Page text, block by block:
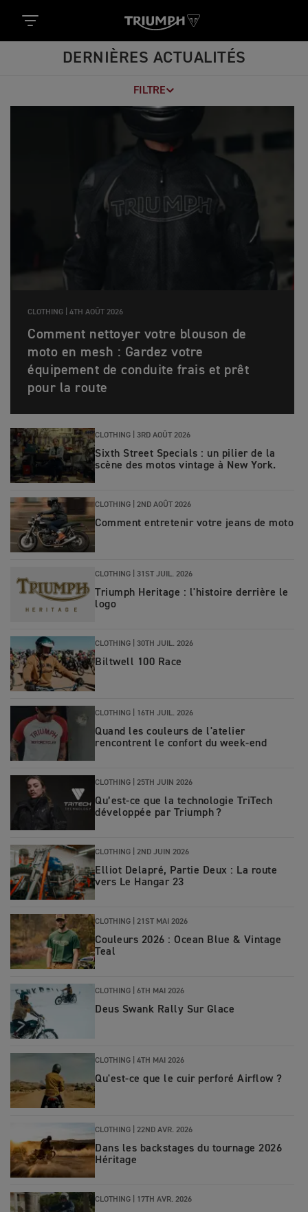
DERNIÈRES ACTUALITÉS
FILTRE
CLOTHING | 4TH AOÛT 2026
Comment nettoyer votre blouson de
moto en mesh : Gardez votre
équipement de conduite frais et prêt
pour la route
CLOTHING | 3RD AOÛT 2026
Sixth Street Specials : un pilier de la
scène des motos vintage à New York.
CLOTHING | 2ND AOÛT 2026
Comment entretenir votre jeans de moto
CLOTHING | 31ST JUIL. 2026
Triumph Heritage : l'histoire derrière le
logo
CLOTHING | 30TH JUIL. 2026
Biltwell 100 Race
CLOTHING | 16TH JUIL. 2026
Quand les couleurs de l'atelier
rencontrent le confort du week-end
CLOTHING 25TH JUIN 2026
Qu’est‑ce que la technologie TriTech
développée par Triumph ?
CLOTHING 2ND JUIN 2026
Elliot Delapré, Partie Deux : La route
vers Le Hangar 23
CLOTHING 21ST MAI 2026
Couleurs 2026 : Ocean Blue & Vintage
Teal
CLOTHING 6TH MAI 2026
Deus Swank Rally Sur Glace
CLOTHING 4TH MAI 2026
Qu'est-ce que le cuir perforé Airflow ?
CLOTHING 22ND AVR. 2026
Dans les backstages du tournage 2026
Héritage
CLOTHING 17TH AVR. 2026